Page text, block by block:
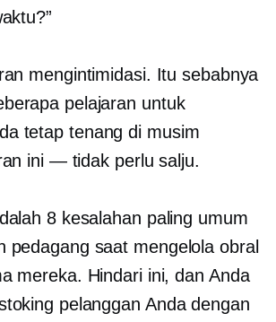
mengintimidasi. Itu sebabnya
pelajaran untuk
tetap tenang di musim
ini — tidak perlu salju.
8 kesalahan paling umum
pedagang saat mengelola obral
mereka. Hindari ini, dan Anda
pelanggan Anda dengan